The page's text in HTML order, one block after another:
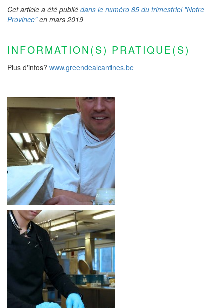
Cet article a été publié dans le numéro 85 du trimestriel "Notre
Province"en mars 2019
INFORMATION(S) PRATIQUE(S)
Plus d'infos? www.greendealcantines.be